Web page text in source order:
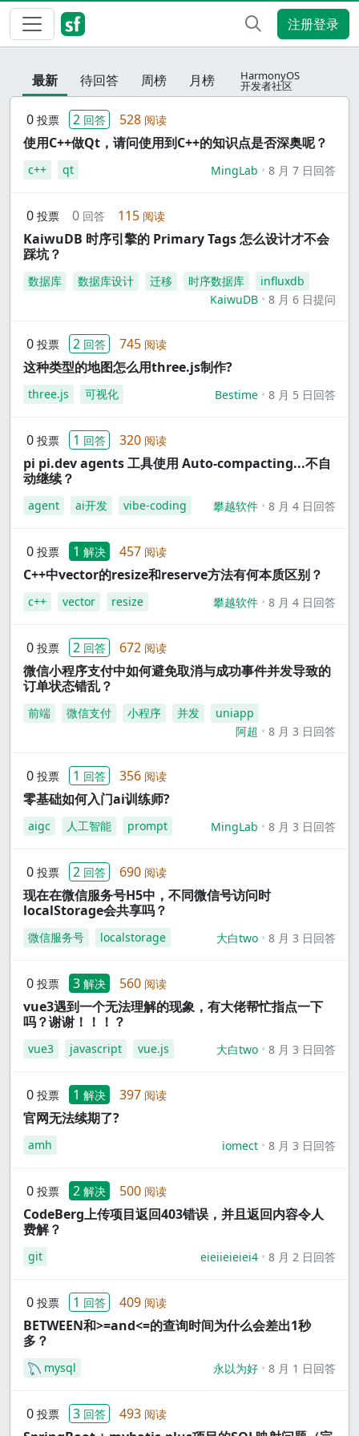
注册登录
最新 待回答 周榜 月榜 HarmonyOS
开发者社区
0 投票 2 回答 528 阅读
使用C++做Qt，请问使用到C++的知识点是否深奥呢？
c++ qt MingLab 8 月 7 日回答
0 投票 0 回答 115 阅读
KaiwuDB 时序引擎的 Primary Tags 怎么设计才不会
踩坑？
数据库 数据库设计 迁移 时序数据库
influxdb
KaiwuDB
8 月 6 日提问
0 投票 2 回答 745 阅读
这种类型的地图怎么用three.js制作?
three.js 可视化 Bestime 8 月 5 日回答
0 投票 1 回答 320 阅读
pi pi.dev agents 工具使用 Auto-compacting...不自
动继续？
agent ai开发 vibe-coding 攀越软件 8 月 4 日回答
0 投票 1 解决 457 阅读
C++中vector的resize和reserve方法有何本质区别？
c++ vector resize 攀越软件 8 月 4 日回答
0 投票 2 回答 672 阅读
微信小程序支付中如何避免取消与成功事件并发导致的
订单状态错乱？
前端 微信支付 小程序 并发
uniapp
阿超
8 月 3 日回答
0 投票 1 回答 356 阅读
零基础如何入门ai训练师?
aigc 人工智能 prompt MingLab 8 月 3 日回答
0 投票 2 回答 690 阅读
现在在微信服务号H5中，不同微信号访问时
localStorage会共享吗？
微信服务号 localstorage 大白two 8 月 3 日回答
0 投票 3 解决 560 阅读
vue3遇到一个无法理解的现象，有大佬帮忙指点一下
吗？谢谢！！！？
vue3 javascript vue.js 大白two 8 月 3 日回答
0 投票 1 解决 397 阅读
官网无法续期了?
amh iomect 8 月 3 日回答
0 投票 2 解决 500 阅读
CodeBerg上传项目返回403错误，并且返回内容令人
费解？
git eieiieieiei4 8 月 2 日回答
0 投票 1 回答 409 阅读
BETWEEN和>=and<=的查询时间为什么会差出1秒
多？
mysql 永以为好 8 月 1 日回答
0 投票 3 回答 493 阅读